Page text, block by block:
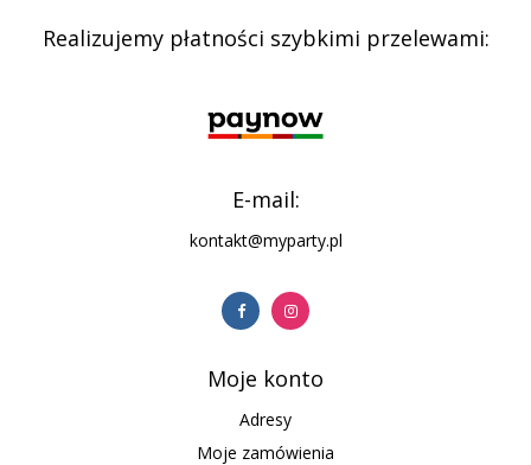
Realizujemy płatności szybkimi przelewami:
E-mail:
kontakt@myparty.pl
Moje konto
Adresy
Moje zamówienia